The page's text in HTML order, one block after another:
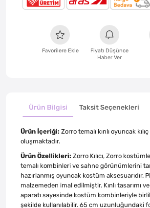
Favorilere Ekle
Fiyatı Düşünce
Haber Ver
Ürün Bilgisi Taksit Seçenekleri
Ürün İçeriği: Zorro temalı kınlı oyuncak
oluşmaktadır.
Ürün Özellikleri: Zorro Kılıcı, Zorro
temalı kombinleri ve sahne görünümlerini
hazırlanmış oyuncak kostüm aksesuarıdır.
malzemeden imal edilmiştir. Kınlı tasarımı
aparatı sayesinde kostüm kombinleriyle
şekilde kullanılabilir. 65 cm uzunluğundaki